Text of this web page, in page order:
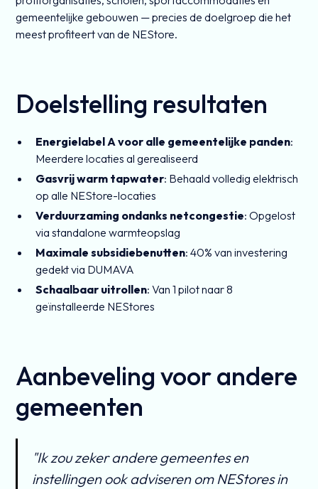
gemeentelijke gebouwen — precies de doelgroep die het
meest profiteert van de NEStore.
Doelstelling resultaten
Energielabel A voor alle gemeentelijke panden:
Meerdere locaties al gerealiseerd
Gasvrij warm tapwater: Behaald volledig elektrisch
op alle NEStore-locaties
Verduurzaming ondanks netcongestie: Opgelost
via standalone warmteopslag
Maximale subsidiebenutten: 40% van investering
gedekt via DUMAVA
Schaalbaar uitrollen: Van 1 pilot naar 8
geïnstalleerde NEStores
Aanbeveling voor andere
gemeenten
"Ik zou zeker andere gemeentes en
instellingen ook adviseren om NEStores in